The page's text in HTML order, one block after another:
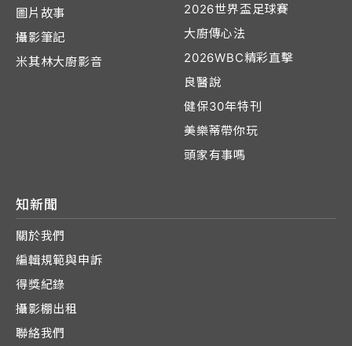
圖片故事
攝影筆記
米其林大廚影音
2026世界盃足球賽
大廚傳心法
2026WBC精彩直擊
良醫說
健保30年特刊
美樂蒂帶你玩
頭家有事嗎
知新聞
關於我們
編輯規範與申訴
得獎紀錄
攝影棚出租
聯絡我們